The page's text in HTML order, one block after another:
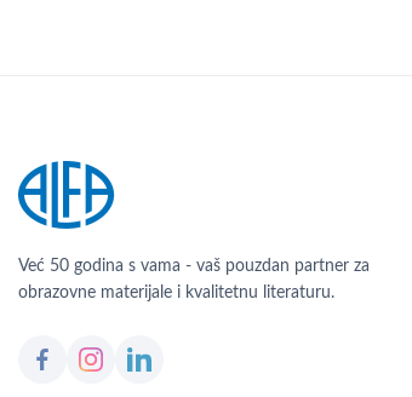
Već 50 godina s vama - vaš pouzdan partner za
obrazovne materijale i kvalitetnu literaturu.